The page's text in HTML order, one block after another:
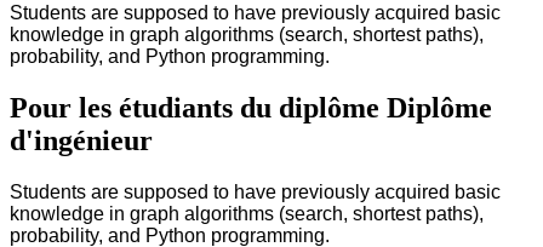
Students are supposed to have previously acquired basic
knowledge in graph algorithms (search, shortest paths),
probability, and Python programming.
Pour les étudiants du diplôme Diplôme
d'ingénieur
Students are supposed to have previously acquired basic
knowledge in graph algorithms (search, shortest paths),
probability, and Python programming.